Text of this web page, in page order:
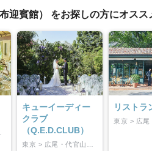
テム
プ一覧
迎賓館） をお探しの方にオスス
キューイーディー
クラブ
（Q.E.D.CLUB）
リストラ